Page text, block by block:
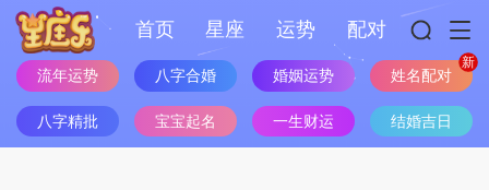
首页 星座 运势 配对
流年运势 八字合婚 婚姻运势 姓名配对
八字精批 宝宝起名 一生财运 结婚吉日